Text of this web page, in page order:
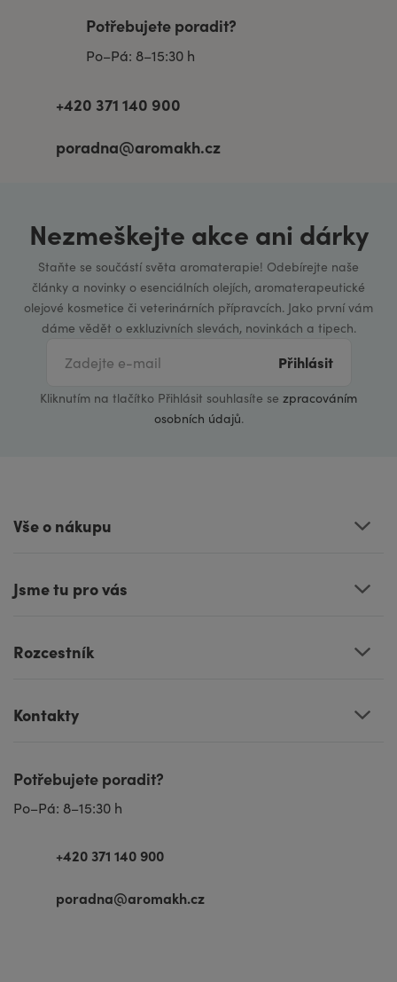
Potřebujete poradit?
Po–Pá: 8–15:30 h
+420 371 140 900
poradna@aromakh.cz
Nezmeškejte akce ani dárky
Staňte se součástí světa aromaterapie! Odebírejte naše
články a novinky o esenciálních olejích, aromaterapeutické
olejové kosmetice či veterinárních přípravcích. Jako první vám
dáme vědět o exkluzivních slevách, novinkách a tipech.
Přihlásit
Kliknutím na tlačítko Přihlásit souhlasíte se zpracováním
osobních údajů.
Vše o nákupu
Jsme tu pro vás
Rozcestník
Kontakty
Potřebujete poradit?
Po–Pá: 8–15:30 h
+420 371 140 900
poradna@aromakh.cz